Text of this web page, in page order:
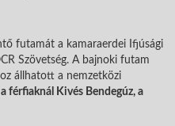
futamát a kamaraerdei Ifjúsági
Szövetség. A bajnoki futam
állhatott a nemzetközi
férfiaknál Kivés Bendegúz, a